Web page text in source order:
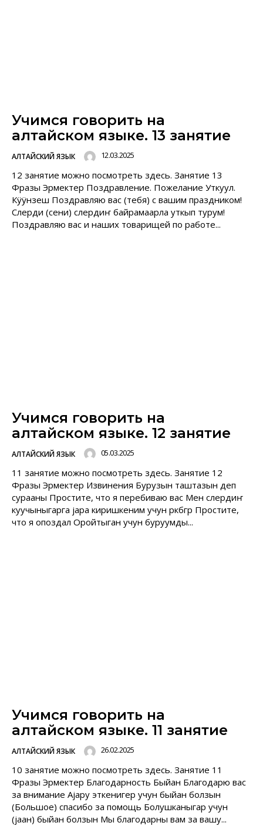
Учимся говорить на
алтайском языке. 13 занятие
АЛТАЙСКИЙ ЯЗЫК 12.03.2025
12 занятие можно посмотреть здесь. Занятие 13
Фразы Эрмектер Поздравление. Пожелание Уткуул.
Кÿÿнзеш Поздравляю вас (тебя) с вашим праздником!
Слерди (сени) слердиҥ байрамаарла уткып турум!
Поздравляю вас и наших товарищей по работе...
Учимся говорить на
алтайском языке. 12 занятие
АЛТАЙСКИЙ ЯЗЫК 05.03.2025
11 занятие можно посмотреть здесь. Занятие 12
Фразы Эрмектер Извинения Бурузын таштазын деп
сурааны Простите, что я перебиваю вас Мен слердиҥ
куучыныгарга jара киришкеним учун ӧӧркӧбӧгӧр Простите,
что я опоздал Оройтыган учун буруумды...
Учимся говорить на
алтайском языке. 11 занятие
АЛТАЙСКИЙ ЯЗЫК 26.02.2025
10 занятие можно посмотреть здесь. Занятие 11
Фразы Эрмектер Благодарность Быйан Благодарю вас
за внимание Аjару эткенигер учун быйан болзын
(Большое) спасибо за помощь Болушканыгар учун
(jаан) быйан болзын Мы благодарны вам за вашу...